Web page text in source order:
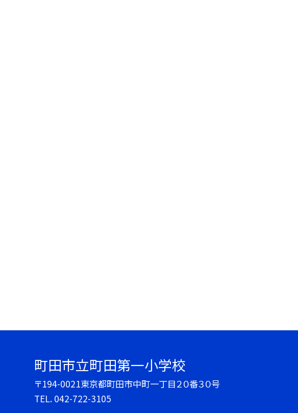
町田市立町田第一小学校
〒194-0021東京都町田市中町一丁目２０番３０号
TEL. 042-722-3105